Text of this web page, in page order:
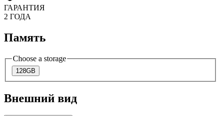
ГАРАНТИЯ
2 ГОДА
Память
Choose a storage
128GB
Внешний вид